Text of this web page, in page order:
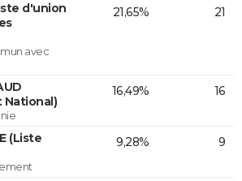
d'union
avec
21,65% 21
National)
16,49% 16
(Liste
9,28% 9